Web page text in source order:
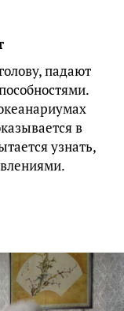
падают
в
узнать,